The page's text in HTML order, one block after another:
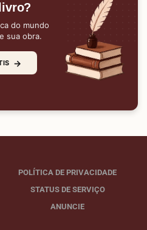
do mundo
sua obra.
→
POLÍTICA DE PRIVACIDADE
STATUS DE SERVIÇO
ANUNCIE